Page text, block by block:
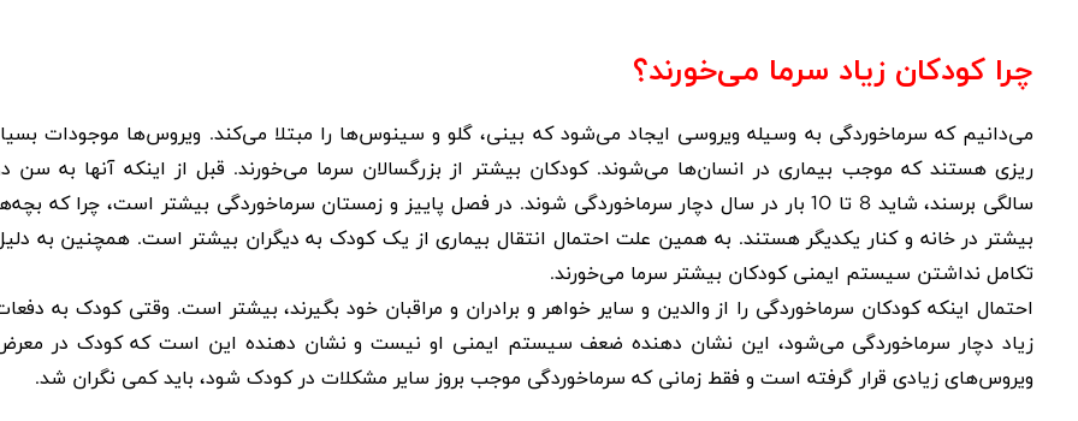
چرا کودکان زیاد سرما می‌خورند؟
می‌دانیم که سرماخوردگی به وسیله ویروسی ایجاد می‌شود که بینی، گلو و سینوس‌ها را مبتلا می‌کند. ویروس‌ها موجودات
ریزی هستند که موجب بیماری در انسان‌ها می‌شوند. کودکان بیشتر از بزرگسالان سرما می‌خورند. قبل از اینکه آنها به سن
سالگی برسند، شاید 8 تا 10 بار در سال دچار سرماخوردگی ‌شوند. در فصل پاییز و زمستان سرماخوردگی بیشتر است، چرا که
بیشتر در خانه و کنار یکدیگر هستند. به همین علت احتمال انتقال بیماری از یک کودک به دیگران بیشتر است. همچنین به
تکامل نداشتن سیستم ایمنی کودکان بیشتر سرما می‌خورند.
احتمال اینکه کودکان سرماخوردگی را از والدین و سایر خواهر و برادران و مراقبان خود بگیرند، بیشتر است. وقتی کودک به
زیاد دچار سرماخوردگی می‌شود، این نشان دهنده ضعف سیستم ایمنی او نیست و نشان دهنده این است که کودک در
ویروس‌های زیادی قرار گرفته است و فقط زمانی که سرماخوردگی موجب بروز سایر مشکلات در کودک شود، باید کمی نگران شد.